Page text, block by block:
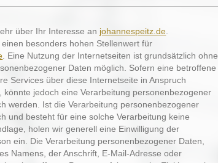
über Ihr Interesse an johannespeitz.de.
besonders hohen Stellenwert für
. Eine Nutzung der Internetseiten ist grundsätzlich ohne
Daten möglich. Sofern eine betroffene
Services über diese Internetseite in Anspruch
könnte jedoch eine Verarbeitung personenbezogener
werden. Ist die Verarbeitung personenbezogener
und besteht für eine solche Verarbeitung keine
holen wir generell eine Einwilligung der
ein. Die Verarbeitung personenbezogener Daten,
Namens, der Anschrift, E-Mail-Adresse oder